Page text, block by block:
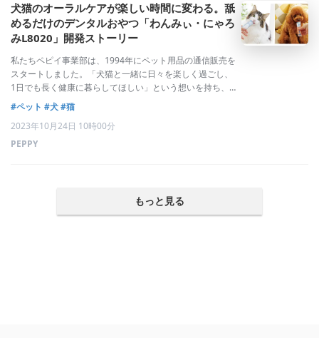
犬猫のオーラルケアが楽しい時間に変わる。舐
めるだけのデンタルおやつ「わんみぃ・にゃろ
みL8020」開発ストーリー
私たちペピイ事業部は、1994年にペット用品の通信販売を
スタートしました。「犬猫と一緒に日々を楽しく過ごし、
1日でも長く健康に暮らしてほしい」という想いを持ち、
犬猫と飼い主さんの暮らしを支える商品や情報をご提供し
ています。現在では約8,000件の全国の動物病院でカタロ
グが配布され、WEBサイトでは約
#ペット #犬#猫
2023年10月24日 10時00分
PEPPY
もっと見る